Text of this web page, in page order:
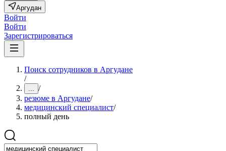
Аргудан
Войти
Войти
Зарегистрироваться
Поиск сотрудников в Аргудане
/
... /
резюме в Аргудане/
медицинский специалист/
полный день